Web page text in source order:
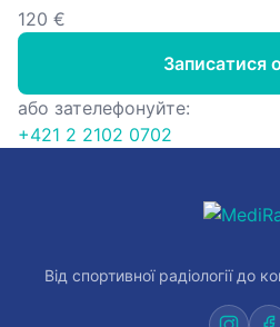
120 €
Записатися
або зателефонуйте:
+421 2 2102 0702
Від спортивної радіології до